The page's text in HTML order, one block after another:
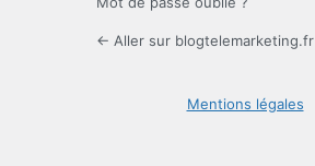
← Aller sur blogtelemarketing.fr
Mentions légales